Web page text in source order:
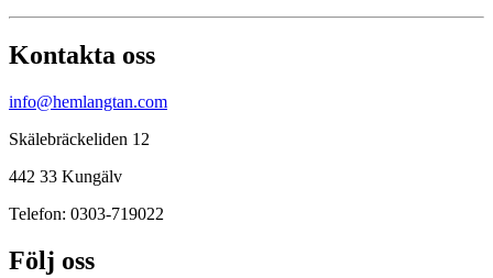
Kontakta oss
info@hemlangtan.com
Skälebräckeliden 12
442 33 Kungälv
Telefon: 0303-719022
Följ oss